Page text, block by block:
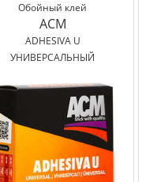
Обойный клей
ACM
ADHESIVA U
УНИВЕРСАЛЬНЫЙ